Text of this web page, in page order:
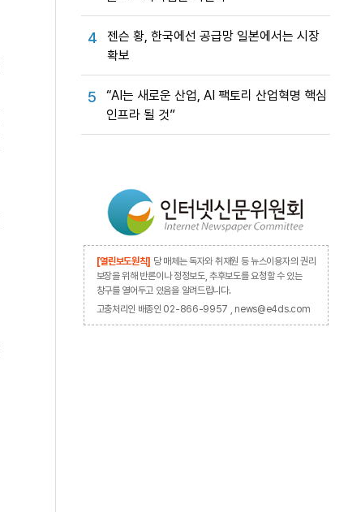
4
젠슨 황, 한국에선 공급망 일본에서는 시장
확보
5
“AI는 새로운 산업, AI 팩토리 산업혁명 핵심
인프라 될 것”
[열린보도원칙] 당 매체는 독자와 취재원 등 뉴스이용자의 권리
보장을 위해 반론이나 정정보도, 추후보도를 요청할 수 있는
창구를 열어두고 있음을 알려드립니다.
고충처리인 배종인 02-866-9957 , news@e4ds.com